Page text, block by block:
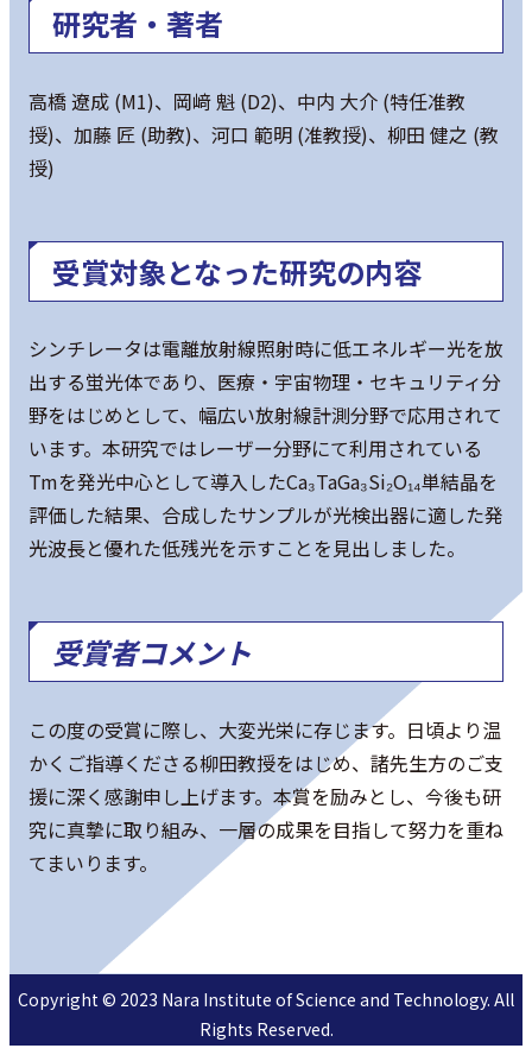
研究者・著者
高橋 遼成 (M1)、岡﨑 魁 (D2)、中内 大介 (特任准教
授)、加藤 匠 (助教)、河口 範明 (准教授)、柳田 健之 (教
授)
受賞対象となった研究の内容
シンチレータは電離放射線照射時に低エネルギー光を放
出する蛍光体であり、医療・宇宙物理・セキュリティ分
野をはじめとして、幅広い放射線計測分野で応用されて
います。本研究ではレーザー分野にて利用されている
Tmを発光中心として導入したCa₃TaGa₃Si₂O₁₄単結晶を
評価した結果、合成したサンプルが光検出器に適した発
光波長と優れた低残光を示すことを見出しました。
受賞者コメント
この度の受賞に際し、大変光栄に存じます。日頃より温
かくご指導くださる柳田教授をはじめ、諸先生方のご支
援に深く感謝申し上げます。本賞を励みとし、今後も研
究に真摯に取り組み、一層の成果を目指して努力を重ね
てまいります。
Copyright © 2023 Nara Institute of Science and Technology. All
Rights Reserved.